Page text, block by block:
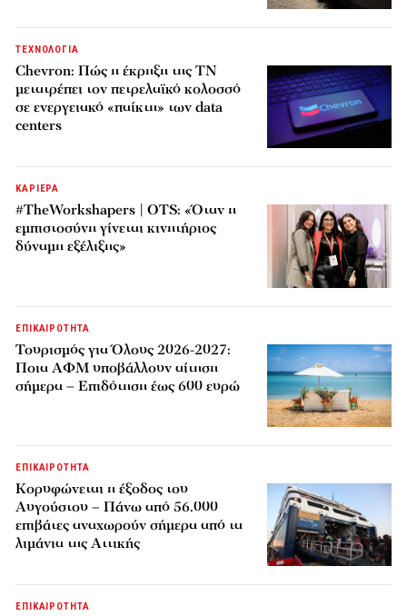
ΤΕΧΝΟΛΟΓΙΑ
Chevron: Πώς η έκρηξη της ΤΝ
μετατρέπει τον πετρελαϊκό κολοσσό
σε ενεργειακό «παίκτη» των data
centers
ΚΑΡΙΕΡΑ
#TheWorkshapers | OTS: «Όταν η
εμπιστοσύνη γίνεται κινητήριος
δύναμη εξέλιξης»
ΕΠΙΚΑΙΡΟΤΗΤΑ
Τουρισμός για Όλους 2026-2027:
Ποια ΑΦΜ υποβάλλουν αίτηση
σήμερα – Επιδότηση έως 600 ευρώ
ΕΠΙΚΑΙΡΟΤΗΤΑ
Κορυφώνεται η έξοδος του
Αυγούστου – Πάνω από 56.000
επιβάτες αναχωρούν σήμερα από τα
λιμάνια της Αττικής
ΕΠΙΚΑΙΡΟΤΗΤΑ